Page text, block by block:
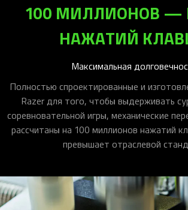
100 МИЛЛИОНОВ —
НАЖАТИЙ
Максимальная
Полностью спроектированные и
Razer для того, чтобы выдерживать
соревновательной игры, механические
рассчитаны на 100 миллионов нажатий
превышает отраслевой